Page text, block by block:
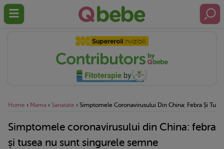
Home › Mama › Sanatate › Simptomele Coronavirusului Din China: Febra Și
Simptomele coronavirusului din China: febra
și tusea nu sunt singurele semne